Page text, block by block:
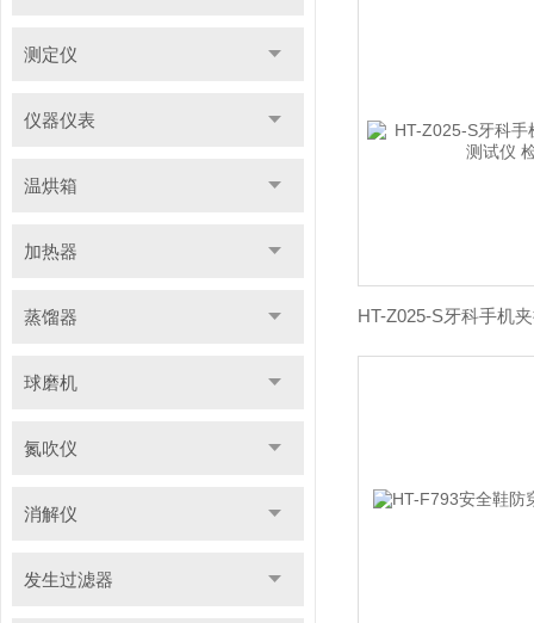
测定仪
仪器仪表
温烘箱
加热器
蒸馏器
球磨机
氮吹仪
消解仪
发生过滤器